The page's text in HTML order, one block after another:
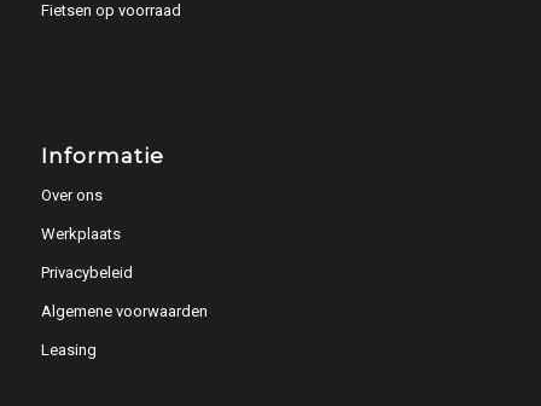
Fietsen op voorraad
Informatie
Over ons
Werkplaats
Privacybeleid
Algemene voorwaarden
Leasing